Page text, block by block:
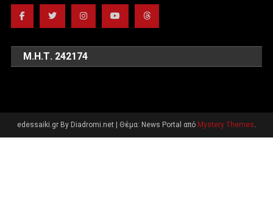
Μ.Η.Τ. 242174
edessaiki.gr By Diadromi.net Θέμα: News Portal από Mystery Themes.